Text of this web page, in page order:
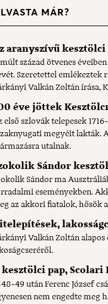
MÁR?
aranyszívű kesztölci
század ötvenes
Szeretettel emlékeztek
Valkán Zoltán írása,
éve jöttek
első szlovák telepesek
megyéit lakták.
utalnak.
Sándor
Sándor ma
eseményekben.
az akkori fiatalok, hősök
Valkán Zoltán
kesztölci pap, Scolari
49 után Ferenc József
nem engedte meg